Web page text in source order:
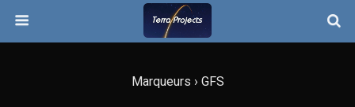
Marqueurs › GFS